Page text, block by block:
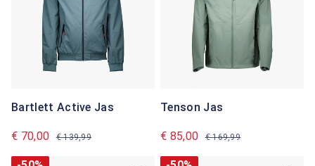
Bartlett Active Jas
€ 70,00 € 139,99
Tenson Jas
€ 85,00 € 169,99